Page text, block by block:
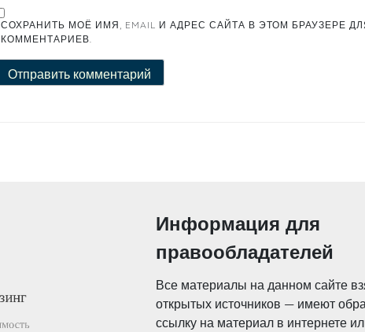
СОХРАНИТЬ МОЁ ИМЯ, EMAIL И АДРЕС САЙТА В ЭТОМ БРАУЗЕРЕ
КОММЕНТАРИЕВ.
Информация для
правообладателей
Все материалы на данном сайте
открытых источников — имеют
ссылку на материал в интернете